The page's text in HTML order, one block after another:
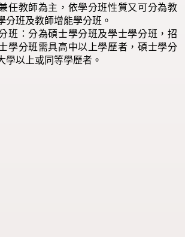
任教師為主，依學分班性質又可分為教
分班及教師增能學分班。
班：分為碩士學分班及學士學分班，招
學分班需具高中以上學歷者，碩士學分
學以上或同等學歷者。